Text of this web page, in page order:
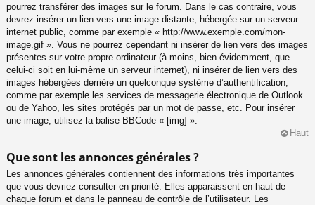
pourrez transférer des images sur le forum. Dans le cas contraire, vous
devrez insérer un lien vers une image distante, hébergée sur un serveur
internet public, comme par exemple « http://www.exemple.com/mon-
image.gif ». Vous ne pourrez cependant ni insérer de lien vers des images
présentes sur votre propre ordinateur (à moins, bien évidemment, que
celui-ci soit en lui-même un serveur internet), ni insérer de lien vers des
images hébergées derrière un quelconque système d’authentification,
comme par exemple les services de messagerie électronique de Outlook
ou de Yahoo, les sites protégés par un mot de passe, etc. Pour insérer
une image, utilisez la balise BBCode « [img] ».
Haut
Que sont les annonces générales ?
Les annonces générales contiennent des informations très importantes
que vous devriez consulter en priorité. Elles apparaissent en haut de
chaque forum et dans le panneau de contrôle de l’utilisateur. Les